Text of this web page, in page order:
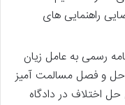
راهنمایی های
رسمی به عامل زیان
حل و فصل مسالمت آمیز
حل اختلاف در دادگاه